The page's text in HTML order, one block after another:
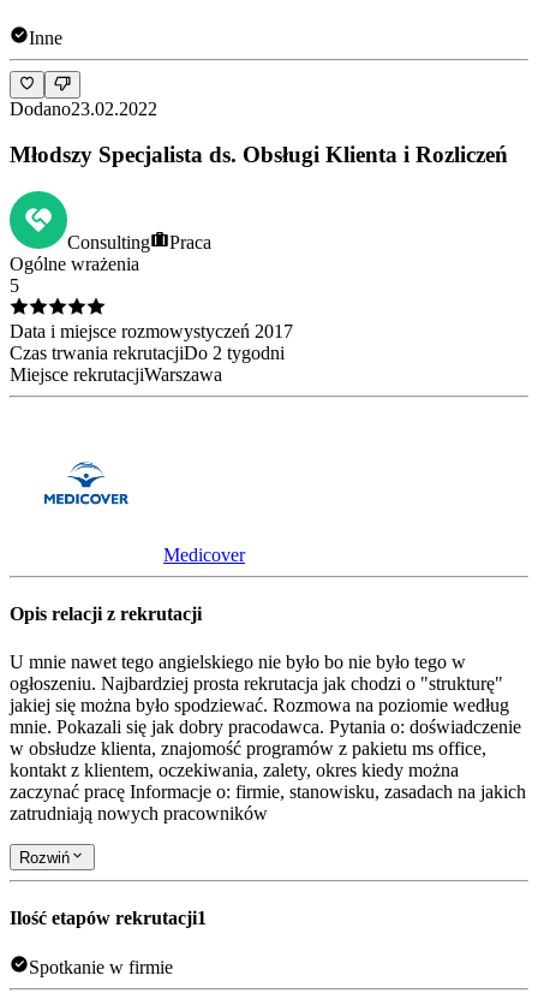
Inne
Dodano23.02.2022
Młodszy Specjalista ds. Obsługi Klienta i Rozliczeń
Consulting
Praca
Ogólne wrażenia
5
Data i miejsce rozmowystyczeń 2017
Czas trwania rekrutacjiDo 2 tygodni
Miejsce rekrutacjiWarszawa
Medicover
Opis relacji z rekrutacji
U mnie nawet tego angielskiego nie było bo nie było tego w
ogłoszeniu. Najbardziej prosta rekrutacja jak chodzi o "strukturę"
jakiej się można było spodziewać. Rozmowa na poziomie według
mnie. Pokazali się jak dobry pracodawca. Pytania o: doświadczenie
w obsłudze klienta, znajomość programów z pakietu ms office,
kontakt z klientem, oczekiwania, zalety, okres kiedy można
zaczynać pracę Informacje o: firmie, stanowisku, zasadach na jakich
zatrudniają nowych pracowników
Rozwiń
Ilość etapów rekrutacji1
Spotkanie w firmie